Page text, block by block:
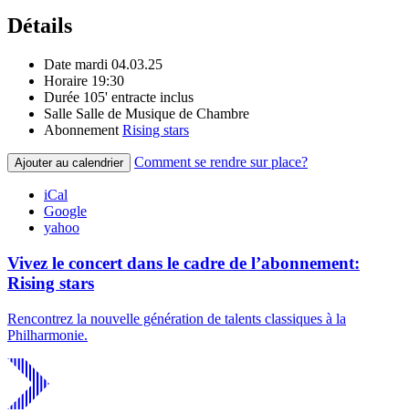
Détails
Date mardi 04.03.25
Horaire 19:30
Durée 105' entracte inclus
Salle Salle de Musique de Chambre
Abonnement Rising stars
Ajouter au calendrier Comment se rendre sur place?
iCal
Google
yahoo
Vivez le concert dans le cadre de l’abonnement:
Rising stars
Rencontrez la nouvelle génération de talents classiques à la
Philharmonie.